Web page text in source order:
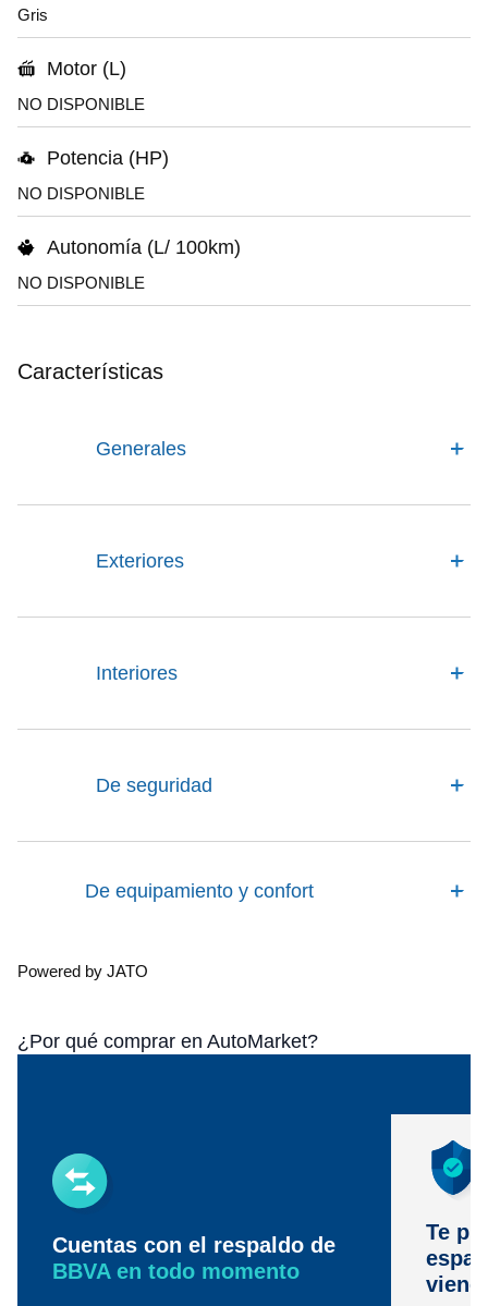
Gris
Motor (L)
NO DISPONIBLE
Potencia (HP)
NO DISPONIBLE
Autonomía (L/ 100km)
NO DISPONIBLE
Características
Generales
Exteriores
Interiores
De seguridad
De equipamiento y confort
Powered by JATO
¿Por qué comprar en AutoMarket?
Cuentas con el respaldo de
BBVA en todo momento
Te